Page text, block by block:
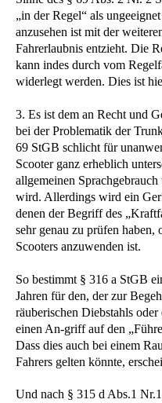
„in der Regel“ als
anzusehen ist mit der
Fahrerlaubnis entzieht. Die
kann indes durch vom
widerlegt werden. Dies ist
3. Es ist dem an Recht und
bei der Problematik der
69 StGB schlicht für
Scooter ganz erheblich
allgemeinen
wird. Allerdings wird ein
denen der Begriff des
sehr genau zu prüfen
Scooters anzuwenden ist.
So bestimmt § 316 a StGB
Jahren für den, der zur
räuberischen Diebstahls
einen An-griff auf den
Dass dies auch bei einem
Fahrers gelten könnte,
Und nach § 315 d Abs.1